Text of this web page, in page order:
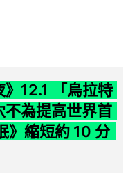
》12.1 「烏拉特
不為提高世界首
》縮短約 10 分